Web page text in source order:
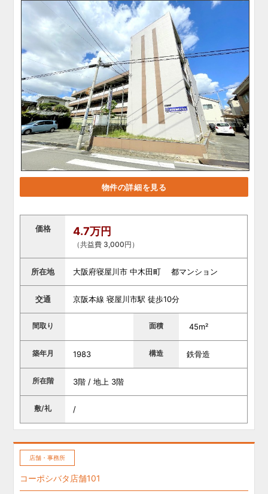
物件の詳細を見る
価格 4.7万円
（共益費 3,000円）
所在地 大阪府寝屋川市 中木田町 都マンション
交通 京阪本線 寝屋川市駅 徒歩10分
間取り 面積 45m²
築年月 1983 構造 鉄骨造
所在階 3階 / 地上 3階
敷/礼 /
店舗・事務所
コーポシバタ店舗101